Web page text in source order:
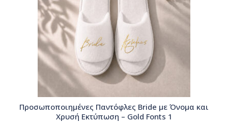
Προσωποποιημένες Παντόφλες Bride με Όνομα και
Χρυσή Εκτύπωση – Gold Fonts 1